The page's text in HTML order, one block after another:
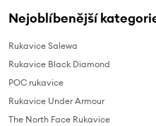
Nejoblíbenější
Rukavice Salewa
Rukavice Black Diamond
POC rukavice
Rukavice Under Armour
The North Face Rukavice